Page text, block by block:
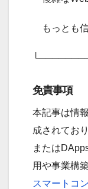
もっとも
免責事項
本記事は情
成されてお
または
用や事業構
スマートコ